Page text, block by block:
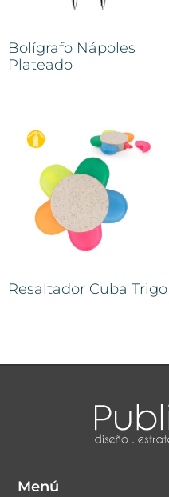
Bolígrafo Nápoles
Plateado
Resaltador Cuba Trigo
Menú